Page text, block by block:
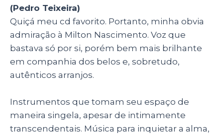
(Pedro Teixeira)
Quiçá meu cd favorito. Portanto, minha obvia
admiração à Milton Nascimento. Voz que
bastava só por si, porém bem mais brilhante
em companhia dos belos e, sobretudo,
autênticos arranjos.
Instrumentos que tomam seu espaço de
maneira singela, apesar de intimamente
transcendentais. Música para inquietar a alma,